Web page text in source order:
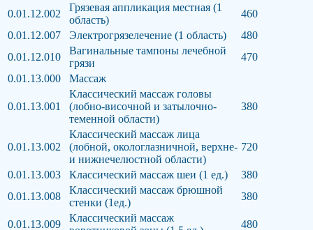
0.01.12.002
Грязевая аппликация местная (1
область)
460
0.01.12.007
Электрогрязелечение (1 область)
480
0.01.12.010
Вагинальные тампоны лечебной
грязи
470
0.01.13.000
Массаж
0.01.13.001
Классический массаж головы
(лобно-височной и затылочно-
теменной области)
380
0.01.13.002
Классический массаж лица
(лобной, окологлазничной, верхне-
и нижнечелюстной области)
720
0.01.13.003 Классический массаж шеи (1 ед.)
380
0.01.13.008
Классический массаж брюшной
стенки (1ед.)
380
0.01.13.009
Классический массаж
480